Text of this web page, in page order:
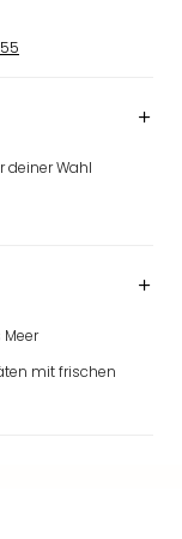
deiner Wahl
mit frischen